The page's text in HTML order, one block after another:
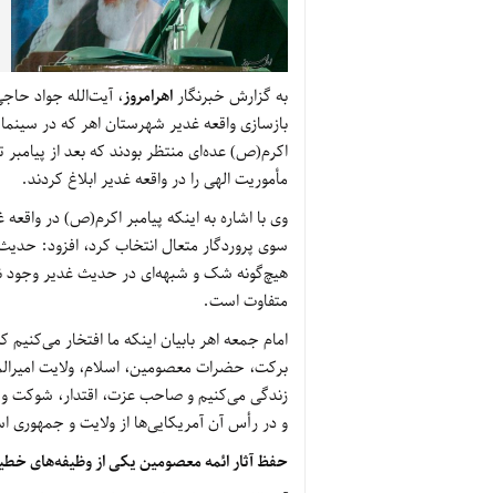
به گزارش خبرنگار اهرامروز، آیت‌الله جواد
بازسازی واقعه غدیر شهرستان اهر که در
اکرم(ص) عده‌ای منتظر بودند که بعد از
مأموریت الهی را در واقعه غدیر ابلاغ کردند.
وی با اشاره به اینکه پیامبر اکرم(ص) در
سوی پروردگار متعال انتخاب کرد، افزود:
هیچ‌گونه شک و شبهه‌ای در حدیث غدیر وجود
متفاوت است.
امام جمعه اهر بابیان اینکه ما افتخار
برکت، حضرات معصومین، اسلام، ولایت
زندگی می‌کنیم و صاحب عزت، اقتدار، شوکت و
و در رأس آن آمریکایی‌ها از ولایت و جمهوری
حفظ آثار ائمه معصومین یکی از وظیفه‌های